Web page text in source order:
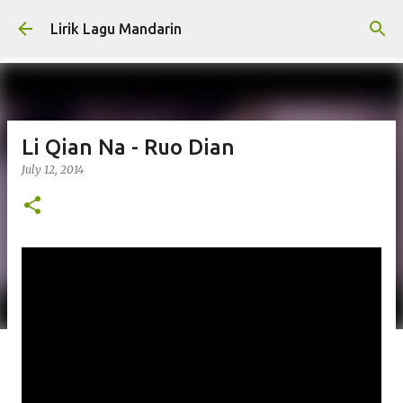
Skip to main content
Lirik Lagu Mandarin
Li Qian Na - Ruo Dian
July 12, 2014